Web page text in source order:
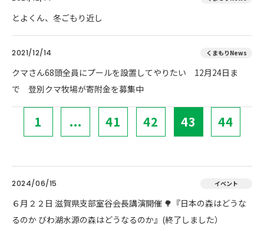
とよくん、冬ごもり近し
2021/12/14 くまもりNews
クマさん68頭全員にプールを設置してやりたい 12月24日ま
で 登別クマ牧場が寄附金を募集中
1 ... 41 42 43 44
2024/06/15 イベント
６月２２日 滋賀県支部室谷会長講演開催 🌳『日本の森はどうな
るのか びわ湖水源の森はどうなるのか』(終了しました）